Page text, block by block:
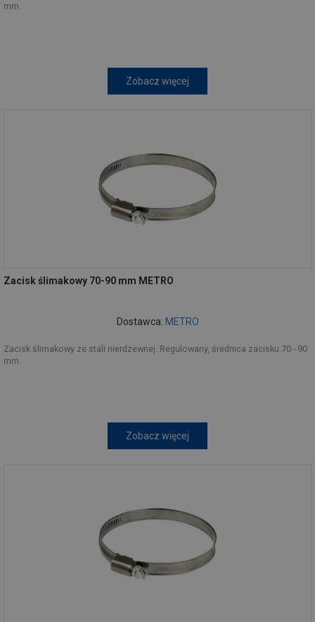
mm.
Zobacz więcej
Zacisk ślimakowy 70-90 mm METRO
Dostawca: METRO
Zacisk ślimakowy ze stali nierdzewnej. Regulowany, średnica zacisku 70 - 90
mm.
Zobacz więcej